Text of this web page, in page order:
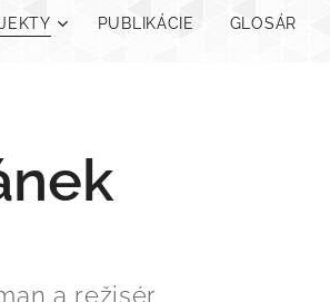
PUBLIKÁCIE GLOSÁR
a režisér